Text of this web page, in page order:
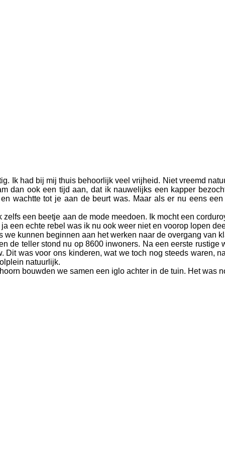
Ik had bij mij thuis behoorlijk veel vrijheid. Niet vreemd
dan ook een tijd aan, dat ik nauwelijks een kapper
wachtte tot je aan de beurt was. Maar als er nu eens
een beetje aan de mode meedoen. Ik mocht een
een echte rebel was ik nu ook weer niet en voorop lopen
kunnen beginnen aan het werken naar de overgang van
de teller stond nu op 8600 inwoners. Na een eerste
was voor ons kinderen, wat we toch nog steeds waren,
natuurlijk.
bouwden we samen een iglo achter in de tuin. Het was